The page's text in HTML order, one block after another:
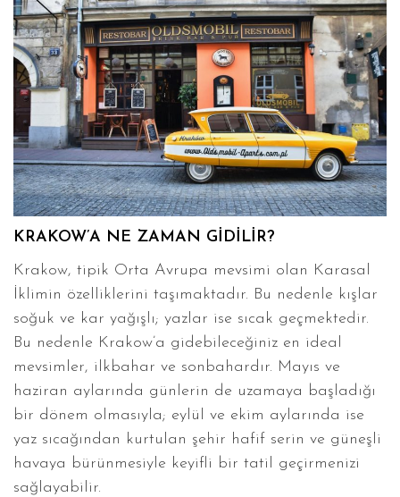
KRAKOW’A NE ZAMAN GİDİLİR?
Krakow, tipik Orta Avrupa mevsimi olan Karasal
İklimin özelliklerini taşımaktadır. Bu nedenle kışlar
soğuk ve kar yağışlı; yazlar ise sıcak geçmektedir.
Bu nedenle Krakow’a gidebileceğiniz en ideal
mevsimler, ilkbahar ve sonbahardır. Mayıs ve
haziran aylarında günlerin de uzamaya başladığı
bir dönem olmasıyla; eylül ve ekim aylarında ise
yaz sıcağından kurtulan şehir hafif serin ve güneşli
havaya bürünmesiyle keyifli bir tatil geçirmenizi
sağlayabilir.